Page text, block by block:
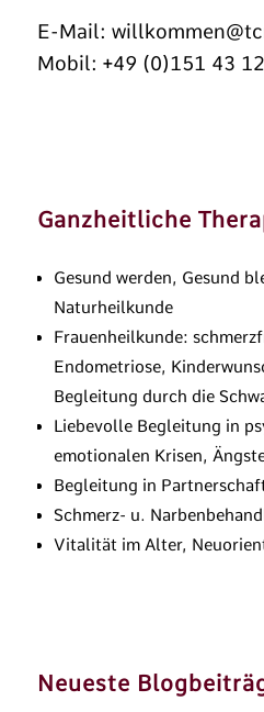
E-Mail:
Mobil: +49 (0)151 43
Ganzheitliche
Gesund werden, Gesund
Naturheilkunde
Frauenheilkunde:
Endometriose,
Begleitung durch die
Liebevolle Begleitung in
emotionalen Krisen,
Begleitung in
Schmerz- u.
Vitalität im Alter,
Neueste